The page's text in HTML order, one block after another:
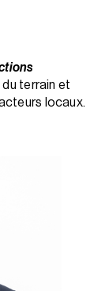
du terrain et
locaux.